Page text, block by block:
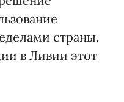
страны.
в Ливии этот